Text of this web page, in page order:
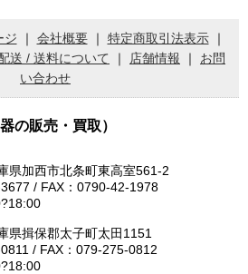
ジ ｜ 会社概要｜ 特定商取引法表示｜
送 / 送料について ｜ 店舗情報 ｜ お問
い合わせ
の販売・買取）
県加西市北条町東高室561-2
/ FAX：0790-42-1978
県揖保郡太子町太田1151
/ FAX：079-275-0812